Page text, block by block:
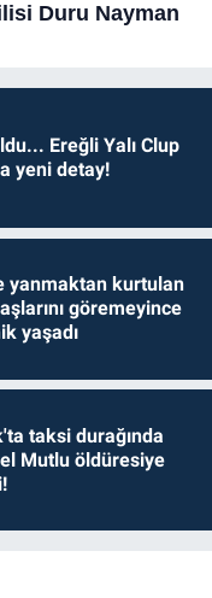
Ereğli Yalı Clup
yeni detay!
yanmaktan kurtulan
göremeyince
yaşadı
taksi durağında
Mutlu öldüresiye